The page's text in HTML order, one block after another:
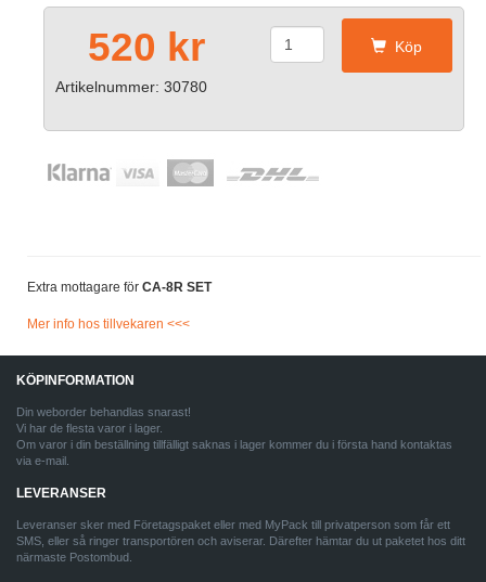
520 kr Köp
Artikelnummer: 30780
Extra mottagare för CA-8R SET
Mer info hos tillvekaren <<<
KÖPINFORMATION
Din weborder behandlas snarast!
Vi har de flesta varor i lager.
Om varor i din beställning tillfälligt saknas i lager kommer du i första hand kontaktas
via e-mail.
LEVERANSER
Leveranser sker med Företagspaket eller med MyPack till privatperson som får ett
SMS, eller så ringer transportören och aviserar. Därefter hämtar du ut paketet hos ditt
närmaste Postombud.